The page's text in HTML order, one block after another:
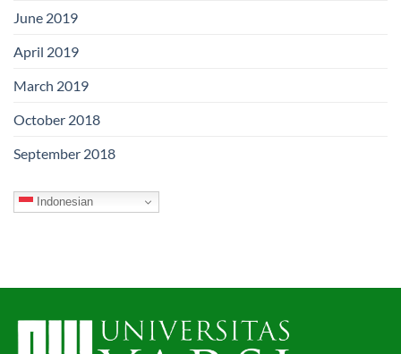
June 2019
April 2019
March 2019
October 2018
September 2018
Indonesian